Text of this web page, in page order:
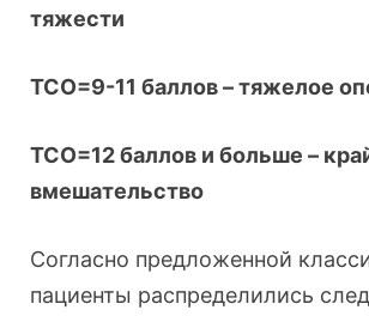
тяжести
ТСО=9-11 баллов – тяжелое
ТСО=12 баллов и больше –
вмешательство
Согласно предложенной
пациенты распределились